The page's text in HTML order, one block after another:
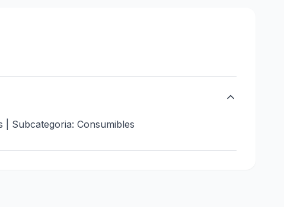
| Subcategoria: Consumibles